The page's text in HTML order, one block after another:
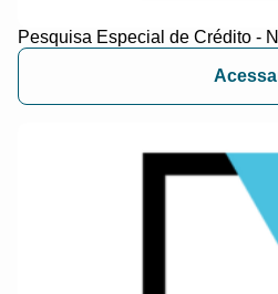
Pesquisa Especial de Crédito -